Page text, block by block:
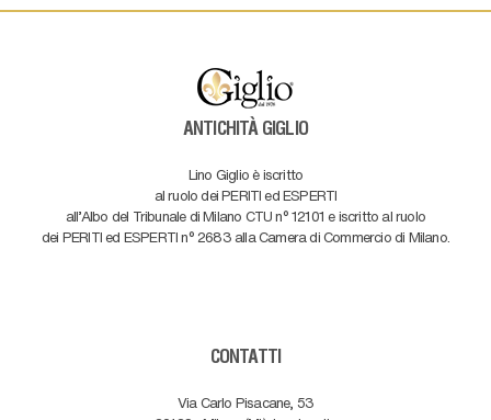
ANTICHITÀ GIGLIO
Lino Giglio è iscritto
al ruolo dei PERITI ed ESPERTI
all'Albo del Tribunale di Milano CTU n° 12101 e iscritto al ruolo
dei PERITI ed ESPERTI n° 2683 alla Camera di Commercio di Milano.
CONTATTI
Via Carlo Pisacane, 53